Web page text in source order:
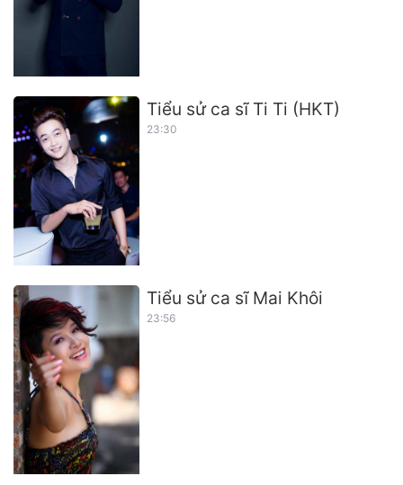
Tiểu sử ca sĩ Ti Ti (HKT)
23:30
Tiểu sử ca sĩ Mai Khôi
23:56